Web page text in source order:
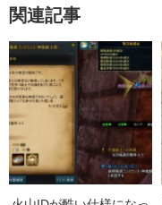
関連記事